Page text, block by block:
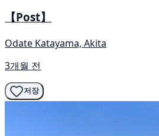
【Post】
Odate Katayama, Akita
3개월 전
저장